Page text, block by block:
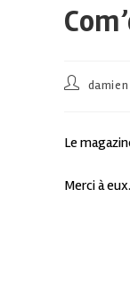
damien
Le
Merci à eux.